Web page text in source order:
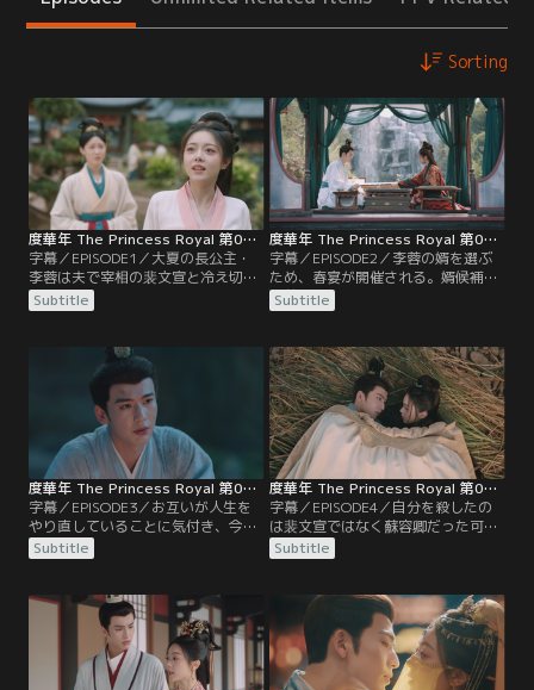
Sorting
度華年 The Princess Royal 第01話／字幕
字幕／EPISODE1／大夏の長公主・
李蓉は夫で宰相の裴文宣と冷え切っ
た関係が続いていた。ある夜、皇帝
が病に伏せる中、誰を皇太子にする
る。対立の末に命を落とした李蓉と
裴文宣が目を覚ますと、20年前の自
分に戻っていた。互いに恨み合う2
人は、前の人生の復讐をしようと企
むが…。
Subtitle
度華年 The Princess Royal 第02話／字幕
字幕／EPISODE2／李蓉の婿を選ぶ
ため、春宴が開催される。婿候補に
は前の人生と同じように裴文宣が入
っていたが、李蓉は思いを寄せる蘇
来た裴文宣は、李蓉が今の皇帝であ
る李明の思惑に反する人物を婿に選
ばぬよう策を企てて暗躍するが、そ
の行動は李蓉に見透かされてい
て…。
Subtitle
度華年 The Princess Royal 第03話／字幕
字幕／EPISODE3／お互いが人生を
やり直していることに気付き、今回
の人生では二度と会わないと誓って
別れた李蓉と裴文宣。しかし、公主
蓉の誘拐を企んでいることを察知す
る。裴文宣は李蓉を救出しようと待
ち伏せして楊泉の追っ手を攻撃する
が、気絶した相手はなんと李蓉
Subtitle
度華年 The Princess Royal 第04話／字幕
字幕／EPISODE4／自分を殺したの
は裴文宣ではなく蘇容卿だった可能
性があると知った李蓉は衝撃を受け
る。そんな中、李蓉を捜しに来た蘇
裴文宣は、宮中に戻るなり李蓉の母
である皇后から呼びつけられる。皇
后は、李川が兵権を得るためにも楊
泉と婚姻してほしいと李蓉に言う
が…。
Subtitle